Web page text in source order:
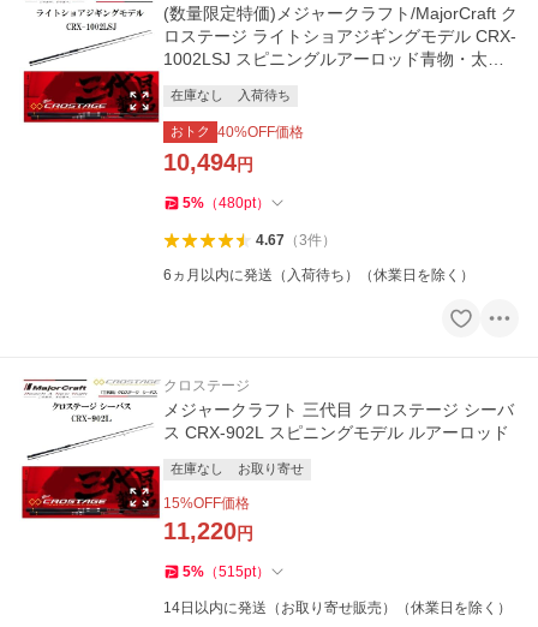
(数量限定特価)メジャークラフト/MajorCraft ク
ロステージ ライトショアジギングモデル CRX-
1002LSJ スピニングルアーロッド青物・太刀
在庫なし 入荷待ち
おトク 40%OFF価格
10,494円
5% （480pt）
4.67（3件）
6ヵ月以内に発送（入荷待ち）（休業日を除く）
クロステージ
メジャークラフト 三代目 クロステージ シーバ
ス CRX-902L スピニングモデル ルアーロッド
在庫なし お取り寄せ
15%OFF価格
11,220円
5% （515pt）
14日以内に発送（お取り寄せ販売）（休業日を除く）